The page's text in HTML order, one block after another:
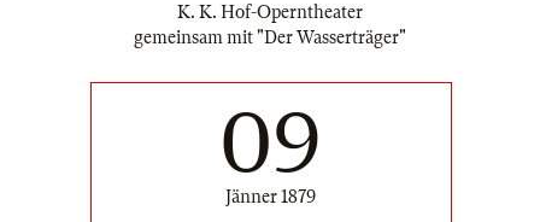
K. K. Hof-Operntheater
gemeinsam mit "Der Wasserträger"
09
Jänner 1879